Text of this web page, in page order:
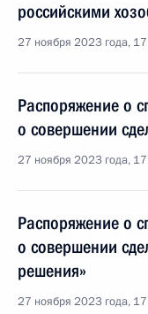
российскими
27 ноября 2023 года,
Распоряжение о
о совершении
27 ноября 2023 года,
Распоряжение о
о совершении
решения»
27 ноября 2023 года,